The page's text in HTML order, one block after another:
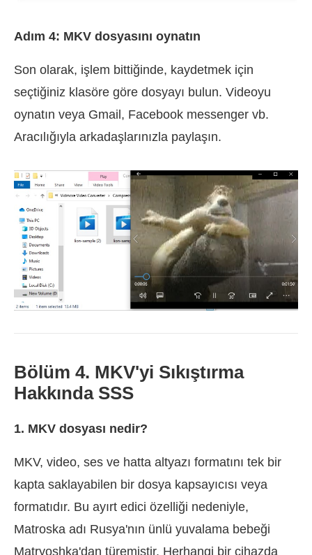
Adım 4: MKV dosyasını oynatın
Son olarak, işlem bittiğinde, kaydetmek için
seçtiğiniz klasöre göre dosyayı bulun. Videoyu
oynatın veya Gmail, Facebook messenger vb.
Aracılığıyla arkadaşlarınızla paylaşın.
Bölüm 4. MKV'yi Sıkıştırma
Hakkında SSS
1. MKV dosyası nedir?
MKV, video, ses ve hatta altyazı formatını tek bir
kapta saklayabilen bir dosya kapsayıcısı veya
formatıdır. Bu ayırt edici özelliği nedeniyle,
Matroska adı Rusya'nın ünlü yuvalama bebeği
Matryoshka'dan türemiştir. Herhangi bir cihazda